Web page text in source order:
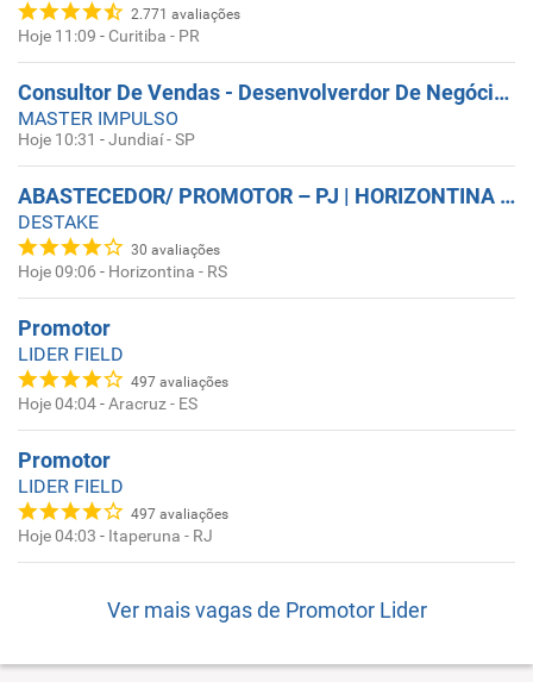
2.771 avaliações
Hoje 11:09 - Curitiba - PR
Consultor De Vendas - Desenvolverdor De Negócios
MASTER IMPULSO
Hoje 10:31 -Jundiaí - SP
ABASTECEDOR/ PROMOTOR – PJ | HORIZONTINA - RS
DESTAKE
30 avaliações
Hoje 09:06 - Horizontina - RS
Promotor
LIDER FIELD
497 avaliações
Hoje 04:04-Aracruz - ES
Promotor
LIDER FIELD
497 avaliações
Hoje 04:03 - Itaperuna - RJ
Ver mais vagas de Promotor Lider